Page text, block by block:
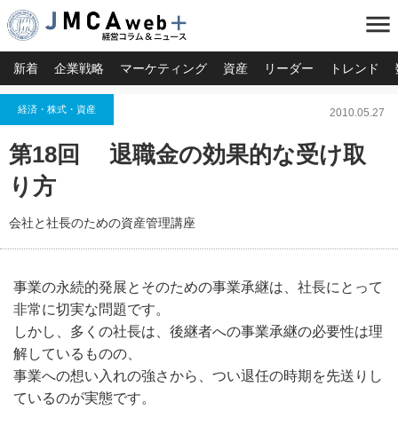
menu
新着 企業戦略 マーケティング 資産 リーダー トレンド
経済・株式・資産 2010.05.27
第18回 退職金の効果的な受け取
り方
会社と社長のための資産管理講座
事業の永続的発展とそのための事業承継は、社長にとって
非常に切実な問題です。
しかし、多くの社長は、後継者への事業承継の必要性は理
解しているものの、
事業への想い入れの強さから、つい退任の時期を先送りし
ているのが実態です。